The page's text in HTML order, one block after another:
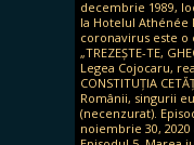
decembrie 1989,
la Hotelul Athénée
coronavirus este
„TREZEȘTE-TE,
Legea Cojocaru,
CONSTITUȚIA
Românii, singurii
(necenzurat).
noiembrie 30, 2020